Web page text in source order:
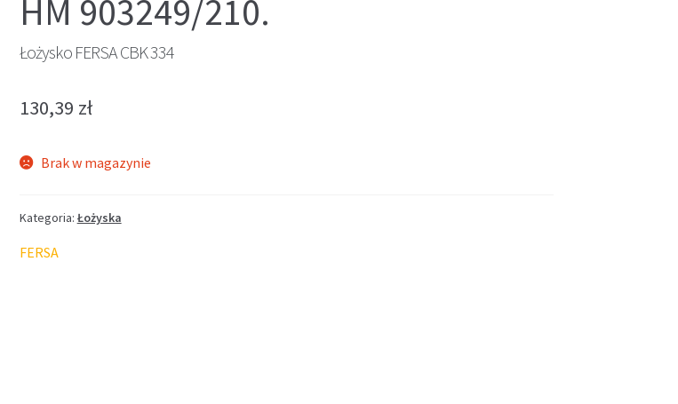
HM 903249/210.
Łożysko FERSA CBK 334
130,39 zł
Brak w magazynie
Kategoria: Łożyska
FERSA